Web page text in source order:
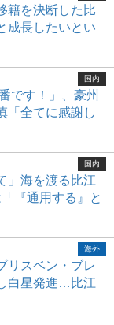
籍を決断した比
成長したいとい
です！」、豪州
「全てに感謝し
国内
」海を渡る比江
『通用する』と
国内
リスベン・ブレ
白星発進…比江
海外